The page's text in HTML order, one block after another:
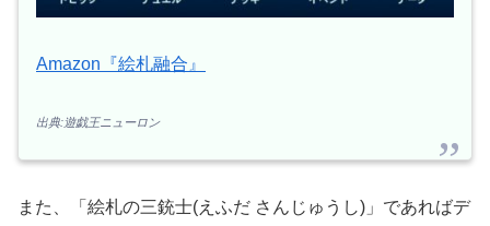
Amazon『絵札融合』
出典:遊戯王ニューロン
また、「絵札の三銃士(えふだ さんじゅうし)」であればデ